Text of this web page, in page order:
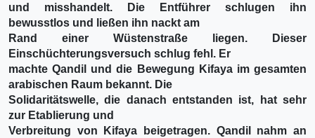
und misshandelt. Die Entführer schlugen ihn
bewusstlos und ließen ihn nackt am
Rand einer Wüstenstraße liegen. Dieser
Einschüchterungsversuch schlug fehl. Er
machte Qandil und die Bewegung Kifaya im gesamten
arabischen Raum bekannt. Die
Solidaritätswelle, die danach entstanden ist, hat sehr
zur Etablierung und
Verbreitung von Kifaya beigetragen. Qandil nahm an